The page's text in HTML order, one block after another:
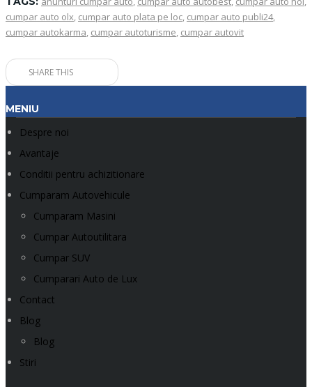
cumpar auto olx, cumpar auto plata pe loc, cumpar auto publi24,
cumpar autokarma, cumpar autoturisme, cumpar autovit
SHARE THIS
MENIU
Despre noi
Avantaje
Conditii pentru achizitionare
Cumparam Autovehicule
Cumparam Masini
Cumpar Autoutilitara
Cumpar SUV
Cumparari Auto de Lux
Contact
Blog
Blog
Stiri